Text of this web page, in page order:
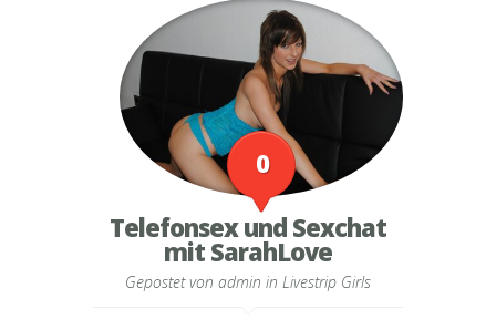
0
Telefonsex und Sexchat
mit SarahLove
Gepostet von admin in Livestrip Girls